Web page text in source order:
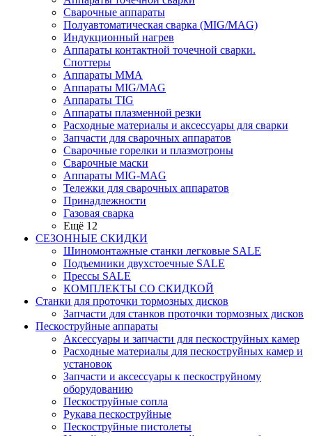
Сварочные аппараты
Полуавтоматическая сварка (MIG/MAG)
Индукционный нагрев
Аппараты контактной точечной сварки.
Споттеры
Аппараты MMA
Аппараты MIG/MAG
Аппараты TIG
Аппараты плазменной резки
Расходные материалы и аксессуары для сварки
Запчасти для сварочных аппаратов
Сварочные горелки и плазмотроны
Сварочные маски
Аппараты MIG-MAG
Тележки для сварочных аппаратов
Принадлежности
Газовая сварка
Ещё 12
СЕЗОННЫЕ СКИДКИ
Шиномонтажные станки легковые SALE
Подъемники двухстоечные SALE
Прессы SALE
КОМПЛЕКТЫ СО СКИДКОЙ
Станки для проточки тормозных дисков
Запчасти для станков проточки тормозных дисков
Пескоструйные аппараты
Аксессуары и запчасти для пескоструйных камер
Расходные материалы для пескоструйных камер и
установок
Запчасти и аксессуары к пескоструйному
оборудованию
Пескоструйные сопла
Рукава пескоструйные
Пескоструйные пистолеты